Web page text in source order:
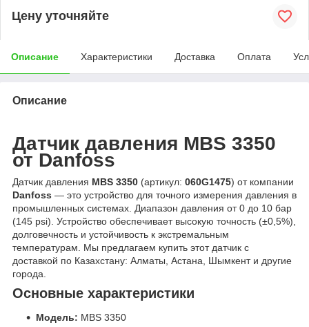
Цену уточняйте
Описание Характеристики Доставка Оплата
Описание
Датчик давления MBS 3350
от Danfoss
Датчик давления MBS 3350 (артикул: 060G1475) от компании
Danfoss — это устройство для точного измерения давления в
промышленных системах. Диапазон давления от 0 до 10 бар
(145 psi). Устройство обеспечивает высокую точность (±0,5%),
долговечность и устойчивость к экстремальным
температурам. Мы предлагаем купить этот датчик с
доставкой по Казахстану: Алматы, Астана, Шымкент и другие
города.
Основные характеристики
Модель: MBS 3350